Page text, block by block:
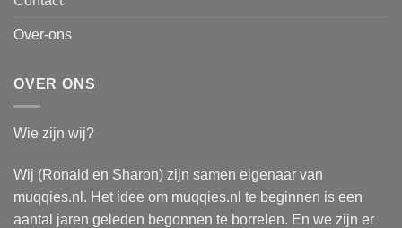
Over-ons
OVER ONS
Wie zijn wij?
Wij (Ronald en Sharon) zijn samen eigenaar van
muqqies.nl. Het idee om muqqies.nl te beginnen is een
aantal jaren geleden begonnen te borrelen. En we zijn er